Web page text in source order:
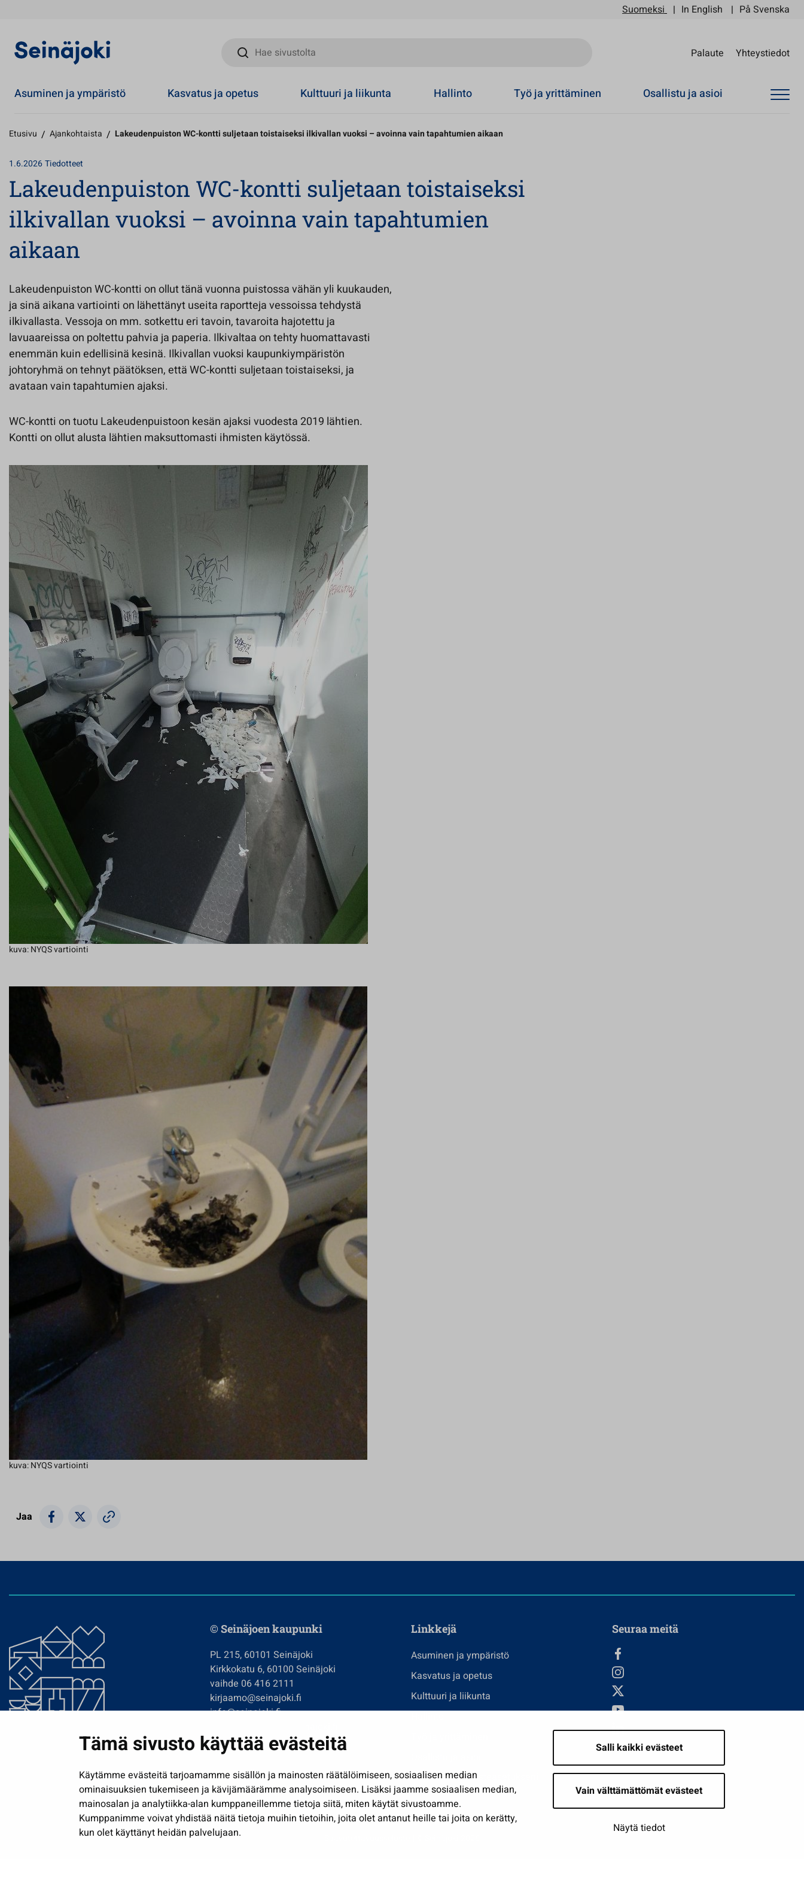
Tämä sivusto käyttää evästeitä
Käytämme evästeitä tarjoamamme sisällön ja mainosten räätälöimiseen, sosiaalisen median
ominaisuuksien tukemiseen ja kävijämäärämme analysoimiseen. Lisäksi jaamme sosiaalisen median,
mainosalan ja analytiikka-alan kumppaneillemme tietoja siitä, miten käytät sivustoamme.
Kumppanimme voivat yhdistää näitä tietoja muihin tietoihin, joita olet antanut heille tai joita on kerätty,
kun olet käyttänyt heidän palvelujaan.
Salli kaikki evästeet
Vain välttämättömät evästeet
Näytä tiedot
Suomeksi In English På Svenska
Hae sivustolta
Palaute Yhteystiedot
Asuminen ja ympäristö Kasvatus ja opetus Kulttuuri ja liikunta Hallinto Työ ja yrittäminen Osallistu ja asioi
Etusivu / Ajankohtaista / Lakeudenpuiston WC-kontti suljetaan toistaiseksi ilkivallan vuoksi – avoinna vain tapahtumien aikaan
1.6.2026Tiedotteet
Lakeudenpuiston WC-kontti suljetaan toistaiseksi
ilkivallan vuoksi – avoinna vain tapahtumien
aikaan
Lakeudenpuiston WC-kontti on ollut tänä vuonna puistossa vähän yli kuukauden,
ja sinä aikana vartiointi on lähettänyt useita raportteja vessoissa tehdystä
ilkivallasta. Vessoja on mm. sotkettu eri tavoin, tavaroita hajotettu ja
lavuaareissa on poltettu pahvia ja paperia. Ilkivaltaa on tehty huomattavasti
enemmän kuin edellisinä kesinä. Ilkivallan vuoksi kaupunkiympäristön
johtoryhmä on tehnyt päätöksen, että WC-kontti suljetaan toistaiseksi, ja
avataan vain tapahtumien ajaksi.
WC-kontti on tuotu Lakeudenpuistoon kesän ajaksi vuodesta 2019 lähtien.
Kontti on ollut alusta lähtien maksuttomasti ihmisten käytössä.
kuva: NYQS vartiointi
kuva: NYQS vartiointi
Jaa
© Seinäjoen kaupunki
PL 215, 60101 Seinäjoki
Kirkkokatu 6, 60100 Seinäjoki
vaihde 06 416 2111
kirjaamo@seinajoki.fi
info@seinajoki.fi
Tilaa uutiskirje
Linkkejä
Asuminen ja ympäristö
Kasvatus ja opetus
Kulttuuri ja liikunta
Näytä omat evästeasetukseni
Seuraa meitä